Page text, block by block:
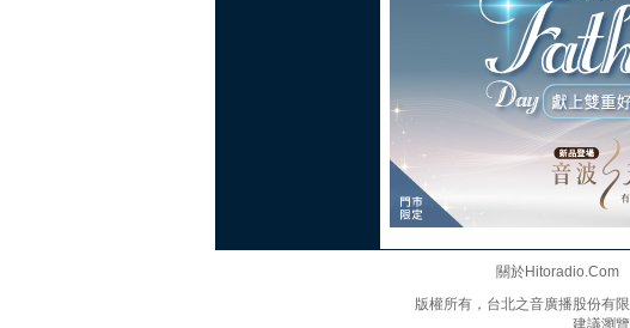
關於Hitoradio.Com
版權所有，台北之音廣播股份有
建議瀏